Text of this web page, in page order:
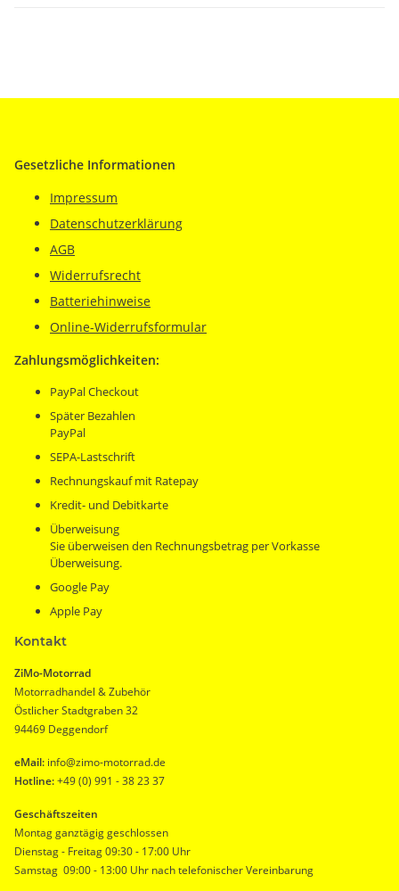
Gesetzliche Informationen
Impressum
Datenschutzerklärung
AGB
Widerrufsrecht
Batteriehinweise
Online-Widerrufsformular
Zahlungsmöglichkeiten:
PayPal Checkout
Später Bezahlen
PayPal
SEPA-Lastschrift
Rechnungskauf mit Ratepay
Kredit- und Debitkarte
Überweisung
Sie überweisen den Rechnungsbetrag per Vorkasse
Überweisung.
Google Pay
Apple Pay
Kontakt
ZiMo-Motorrad
Motorradhandel & Zubehör
Östlicher Stadtgraben 32
94469 Deggendorf
eMail: info@zimo-motorrad.de
Hotline:+49 (0) 991 - 38 23 37
Geschäftszeiten
Montag ganztägig geschlossen
Dienstag - Freitag 09:30 - 17:00 Uhr
Samstag 09:00 - 13:00 Uhr nach telefonischer Vereinbarung